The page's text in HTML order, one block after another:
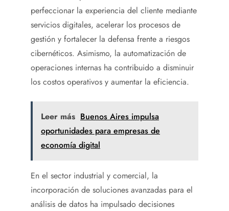
perfeccionar la experiencia del cliente mediante
servicios digitales, acelerar los procesos de
gestión y fortalecer la defensa frente a riesgos
cibernéticos. Asimismo, la automatización de
operaciones internas ha contribuido a disminuir
los costos operativos y aumentar la eficiencia.
Leer más Buenos Aires impulsa
oportunidades para empresas de
economía digital
En el sector industrial y comercial, la
incorporación de soluciones avanzadas para el
análisis de datos ha impulsado decisiones